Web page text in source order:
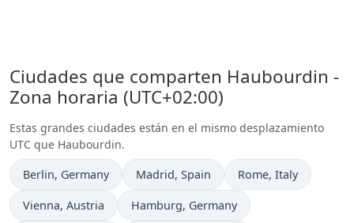
Ciudades que comparten Haubourdin -
Zona horaria (UTC+02:00)
Estas grandes ciudades están en el mismo desplazamiento
UTC que Haubourdin.
Hora actual en
Berlin, Germany Hora actual en
Madrid, Spain Hora actual en
Rome, Italy
Hora actual en
Vienna, Austria Hora actual en
Hamburg, Germany